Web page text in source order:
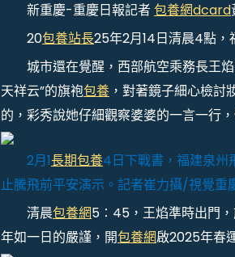
新重慶-重慶日報記者包養網dcard
20包養站長25年2月14日清晨4點，
城市還在覺醒，西部航空乘務長王
天祥云”的旗袍包養 ，對著鏡子細心檢
的，彩秀說她仔細觀察婆婆的一言一行
2月1長期包養4日下戰書，福建泉州
止騰飛前平安演示。記者崔力攝/視覺重
清晨包養網5∶45，王焰準時出門，
年如一日的嚴謹，開包養網啟2025年春